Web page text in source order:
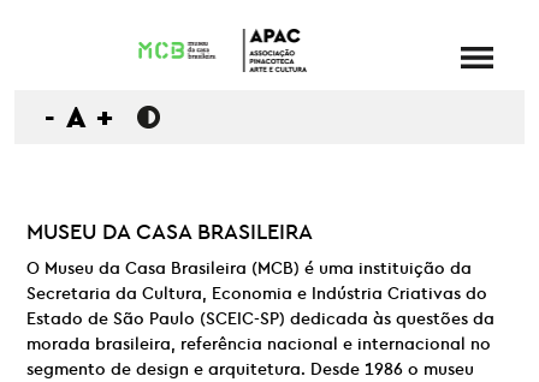
- A +
MUSEU DA CASA BRASILEIRA
O Museu da Casa Brasileira (MCB) é uma instituição da
Secretaria da Cultura, Economia e Indústria Criativas do
Estado de São Paulo (SCEIC-SP) dedicada às questões da
morada brasileira, referência nacional e internacional no
segmento de design e arquitetura. Desde 1986 o museu